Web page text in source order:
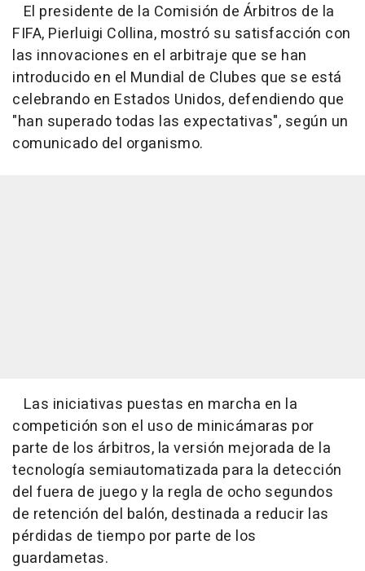
El presidente de la Comisión de Árbitros de la
FIFA, Pierluigi Collina, mostró su satisfacción con
las innovaciones en el arbitraje que se han
introducido en el Mundial de Clubes que se está
celebrando en Estados Unidos, defendiendo que
"han superado todas las expectativas", según un
comunicado del organismo.
Las iniciativas puestas en marcha en la
competición son el uso de minicámaras por
parte de los árbitros, la versión mejorada de la
tecnología semiautomatizada para la detección
del fuera de juego y la regla de ocho segundos
de retención del balón, destinada a reducir las
pérdidas de tiempo por parte de los
guardametas.